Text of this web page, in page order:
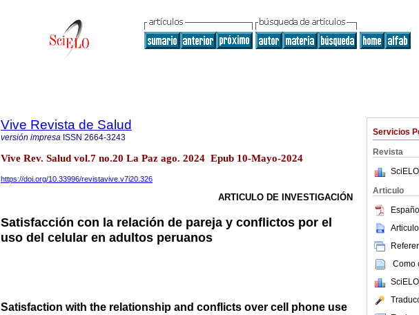
Servicios
Revista
Articulo
Como
Vive Revista de Salud
versión impresa ISSN 2664-3243
Vive Rev. Salud vol.7 no.20 La Paz ago. 2024 Epub 10-Mayo-2024
https://doi.org/10.33996/revistavive.v7i20.326
ARTICULO DE INVESTIGACIÓN
Satisfacción con la relación de pareja y conflictos por el
uso del celular en adultos peruanos
Satisfaction with the relationship and conflicts over cell phone use